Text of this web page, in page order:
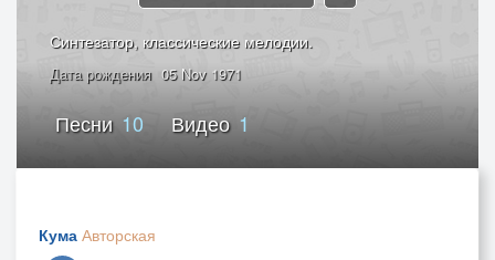
Синтезатор, классические мелодии.
Дата рождения 05 Nov 1971
Песни10 Видео 1
Кума Авторская